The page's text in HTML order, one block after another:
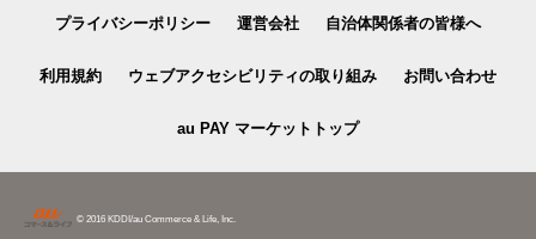
プライバシーポリシー 運営会社 自治体関係者の皆様へ
利用規約 ウェブアクセシビリティの取り組み お問い合わせ
au PAY マーケットトップ
© 2016 KDDI/au Commerce & Life, Inc.